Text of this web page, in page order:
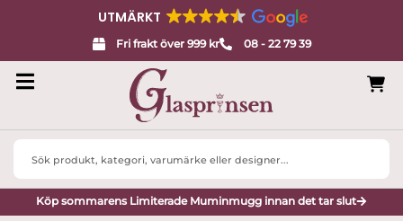
UTMÄRKT
Fri frakt över 999 kr 08 - 22 79 39
Search
Köp sommarens Limiterade Muminmugg innan det tar slut